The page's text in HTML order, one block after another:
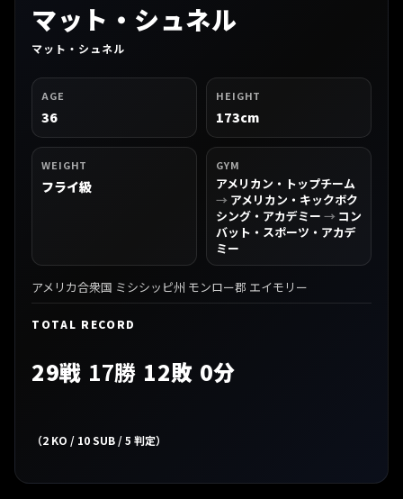
マット・シュネル
マット・シュネル
AGE
36
HEIGHT
173cm
WEIGHT
フライ級
GYM
アメリカン・トップチーム
→ アメリカン・キックボク
シング・アカデミー → コン
バット・スポーツ・アカデ
ミー
アメリカ合衆国 ミシシッピ州 モンロー郡 エイモリー
TOTAL RECORD
29戦 17勝 12敗 0分
（2 KO / 10 SUB / 5 判定）